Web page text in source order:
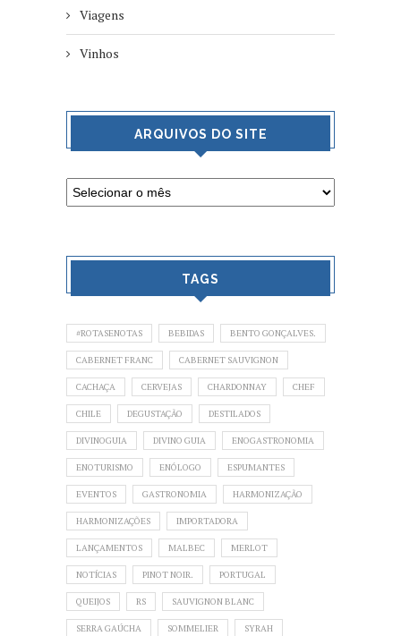
Viagens
Vinhos
ARQUIVOS DO SITE
TAGS
#ROTASENOTAS BEBIDAS BENTO GONÇALVES.
CABERNET FRANC CABERNET SAUVIGNON
CACHAÇA CERVEJAS CHARDONNAY CHEF
CHILE DEGUSTAÇÃO DESTILADOS
DIVINOGUIA DIVINO GUIA ENOGASTRONOMIA
ENOTURISMO ENÓLOGO ESPUMANTES
EVENTOS GASTRONOMIA HARMONIZAÇÃO
HARMONIZAÇÕES IMPORTADORA
LANÇAMENTOS MALBEC MERLOT
NOTÍCIAS PINOT NOIR. PORTUGAL
QUEIJOS RS SAUVIGNON BLANC
SERRA GAÚCHA SOMMELIER SYRAH